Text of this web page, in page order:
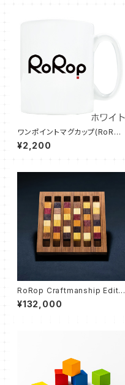
ワンポイントマグカップ(RoRo
p)
¥2,200
RoRop Craftmanship Edito
n (完全受注生産モデル)
¥132,000